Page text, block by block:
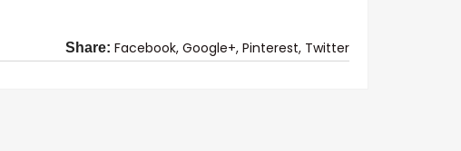
Share: Facebook, Google+, Pinterest, Twitter